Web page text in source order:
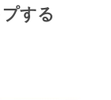
する